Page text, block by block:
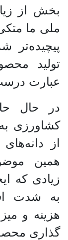
بخش از
ملی ما
پیچیده‌تر
تولید
عبارت
در حال
کشاورزی
از
همین
زیادی که
به شدت
هزینه و
گذاری